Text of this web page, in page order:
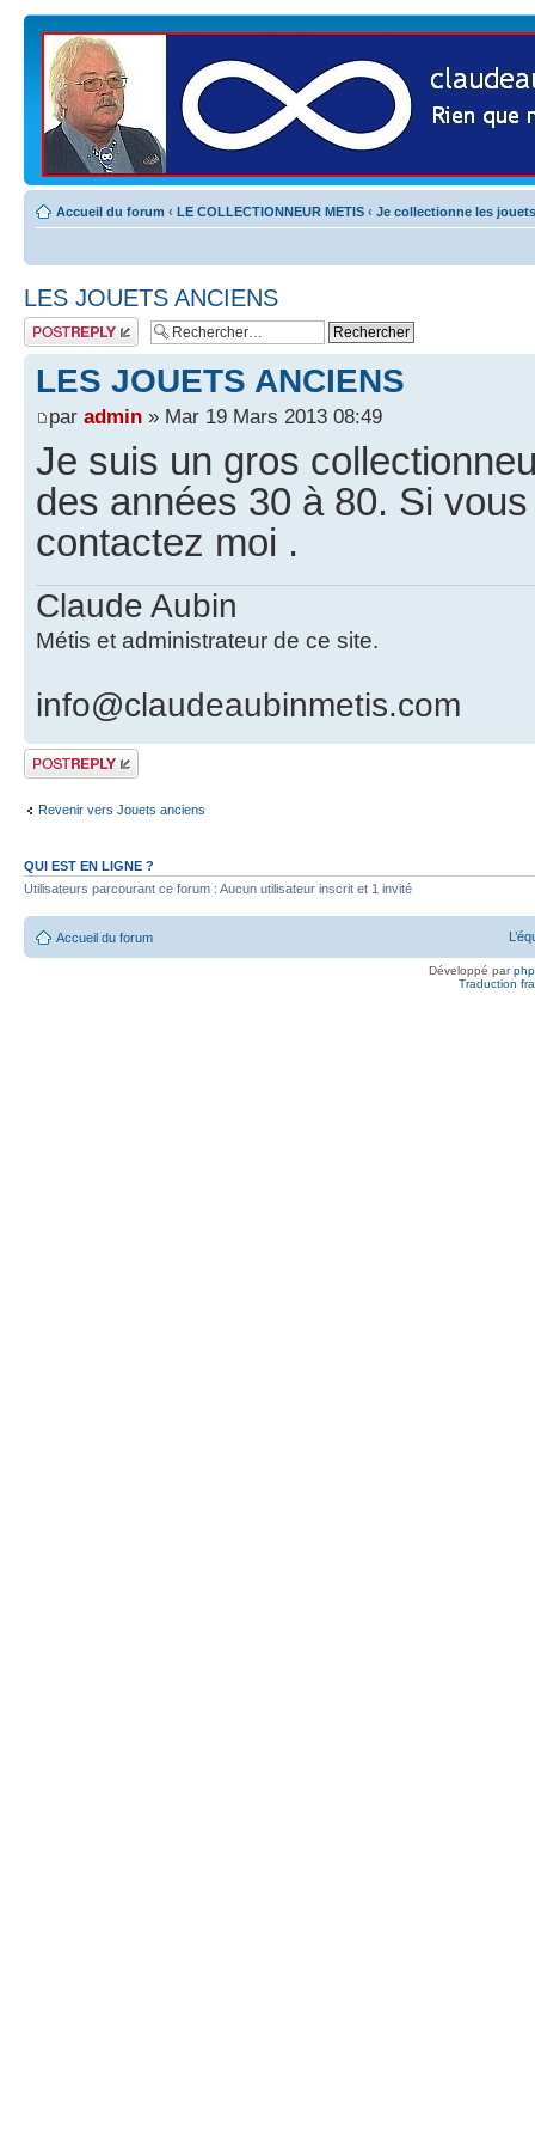
Accueil du forum ‹ LE COLLECTIONNEUR METIS ‹ Je collectionne les jouets
LES JOUETS ANCIENS
Publier une
réponse
LES JOUETS ANCIENS
par admin » Mar 19 Mars 2013 08:49
Je suis un gros
des années 30 à 80. Si
contactez moi .
Claude Aubin
Métis et administrateur de ce site.
info@claudeaubinmetis.com
Publier une
réponse
Revenir vers Jouets anciens
QUI EST EN LIGNE ?
Utilisateurs parcourant ce forum : Aucun utilisateur inscrit et 1 invité
Accueil du forum
Développé par
Traduction